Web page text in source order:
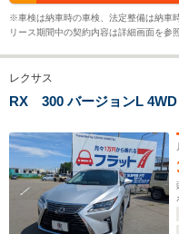
駆動方式
※車検は納車時の車検、法定整備は納車
リース期間中の契約内容は詳細画面を参
レクサス
RX 300 バージョンL 4WD